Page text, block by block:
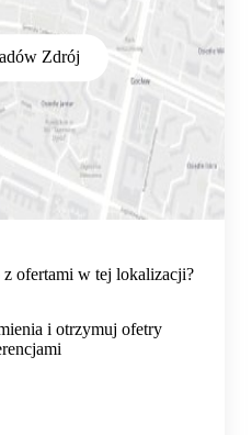
Zdrój
z ofertami w tej lokalizacji?
i otrzymuj ofetry